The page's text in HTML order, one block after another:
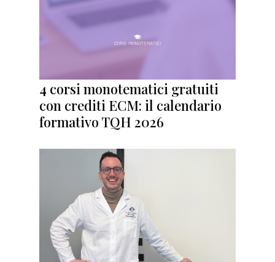
4 corsi monotematici gratuiti
con crediti ECM: il calendario
formativo TQH 2026